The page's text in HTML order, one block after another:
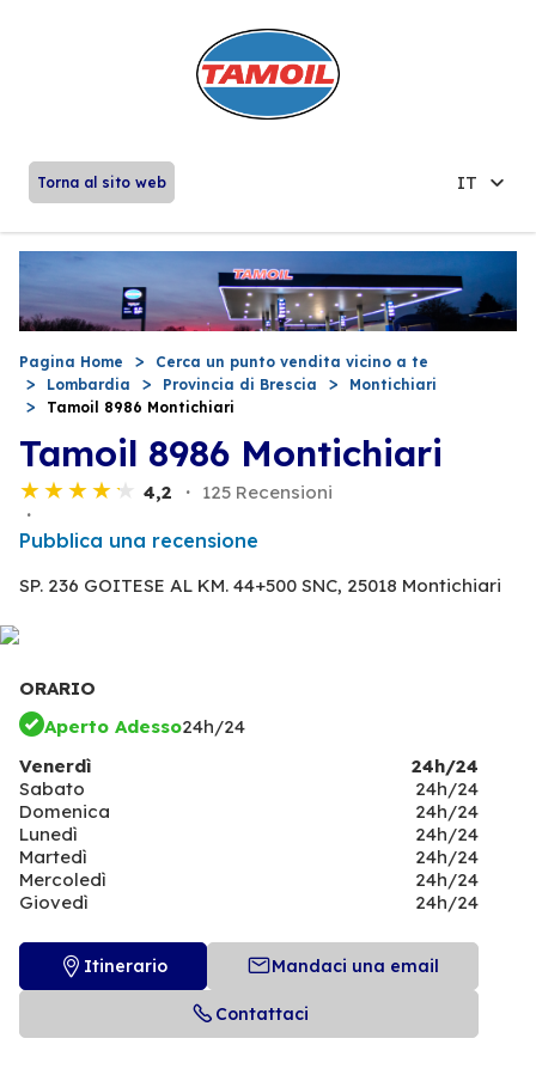
Torna al sito web IT
Pagina Home
Cerca un punto vendita vicino a te
Lombardia
Provincia di Brescia
Montichiari
Tamoil 8986 Montichiari
Tamoil 8986 Montichiari
4,2 125 Recensioni
Pubblica una recensione
SP. 236 GOITESE AL KM. 44+500 SNC, 25018 Montichiari
ORARIO
Aperto Adesso24h/24
Venerdì
24h/24
Sabato
24h/24
Domenica
24h/24
Lunedì
24h/24
Martedì
24h/24
Mercoledì
24h/24
Giovedì
24h/24
Itinerario Mandaci una email
Contattaci